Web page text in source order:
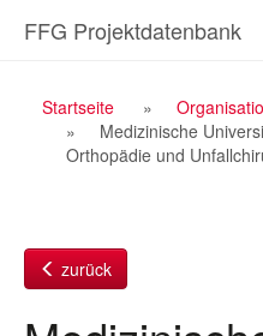
InhaltFFG Projektdatenbank
Breadcrumb
Navigation
Startseite
Medizinische
Orthopädie und
zurück